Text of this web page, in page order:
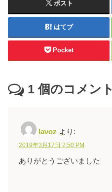
ポスト
はてブ
Pocket
1 個のコメント
lavoz より:
2019年3月17日 2:50 PM
ありがとうございました